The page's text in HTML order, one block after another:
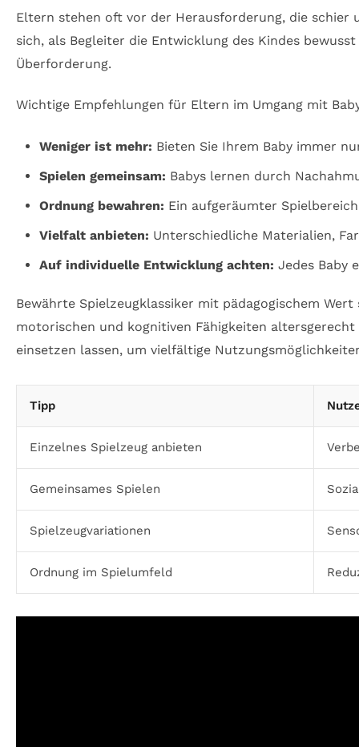
Eltern stehen oft vor der Herausforderung, die schier
sich, als Begleiter die Entwicklung des Kindes
Überforderung.
Wichtige Empfehlungen für Eltern im Umgang mit
Weniger ist mehr: Bieten Sie Ihrem Baby immer
Spielen gemeinsam: Babys lernen durch
Ordnung bewahren: Ein aufgeräumter
Vielfalt anbieten: Unterschiedliche Materialien,
Auf individuelle Entwicklung achten: Jedes Baby
Bewährte Spielzeugklassiker mit pädagogischem
motorischen und kognitiven Fähigkeiten
einsetzen lassen, um vielfältige
Tipp
Einzelnes Spielzeug anbieten
Gemeinsames Spielen
Spielzeugvariationen
Ordnung im Spielumfeld